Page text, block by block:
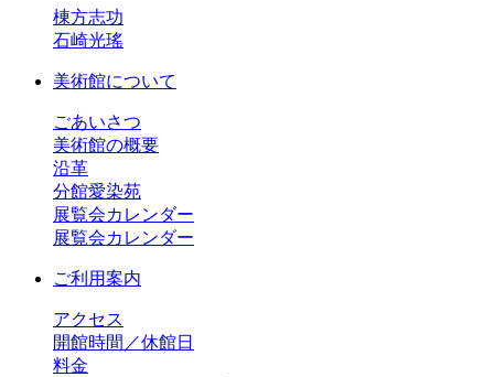
棟方志功
石崎光瑤
美術館について
ごあいさつ
美術館の概要
沿革
分館愛染苑
展覧会カレンダー
展覧会カレンダー
ご利用案内
アクセス
開館時間／休館日
料金